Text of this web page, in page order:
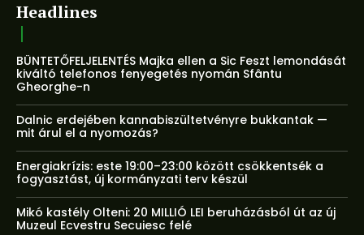
Headlines
BÜNTETŐFELJELENTÉS Majka ellen a Sic Feszt lemondását
kiváltó telefonos fenyegetés nyomán Sfântu
Gheorghe-n
Dalnic erdejében kannabiszültetvényre bukkantak —
mit árul el a nyomozás?
Energiakrízis: este 19:00–23:00 között csökkentsék a
fogyasztást, új kormányzati terv készül
Mikó kastély Olteni: 20 MILLIÓ LEI beruházásból út az új
Muzeul Ecvestru Secuiesc felé